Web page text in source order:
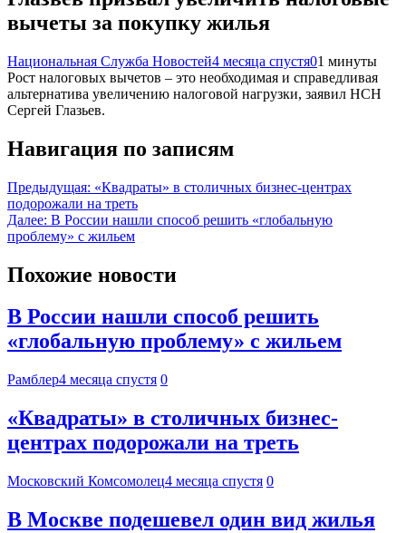
вычеты за покупку жилья
Национальная Служба Новостей4 месяца спустя01 минуты
Рост налоговых вычетов – это необходимая и справедливая
альтернатива увеличению налоговой нагрузки, заявил НСН
Сергей Глазьев.
Навигация по записям
Предыдущая: «Квадраты» в столичных бизнес-центрах
подорожали на треть
Далее: В России нашли способ решить «глобальную
проблему» с жильем
Похожие новости
В России нашли способ решить
«глобальную проблему» с жильем
Рамблер4 месяца спустя 0
«Квадраты» в столичных бизнес-
центрах подорожали на треть
Московский Комсомолец4 месяца спустя 0
В Москве подешевел один вид жилья